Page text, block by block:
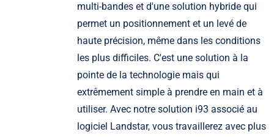
multi-bandes et d'une solution hybride qui
permet un positionnement et un levé de
haute précision, même dans les conditions
les plus difficiles. C'est une solution à la
pointe de la technologie mais qui
extrêmement simple à prendre en main et à
utiliser. Avec notre solution i93 associé au
logiciel Landstar, vous travaillerez avec plus